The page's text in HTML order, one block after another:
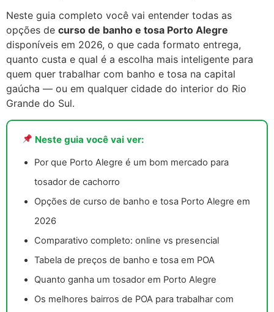
Neste guia completo você vai entender todas as
opções de curso de banho e tosa Porto Alegre
disponíveis em 2026, o que cada formato entrega,
quanto custa e qual é a escolha mais inteligente para
quem quer trabalhar com banho e tosa na capital
gaúcha — ou em qualquer cidade do interior do Rio
Grande do Sul.
Neste guia você vai ver:
Por que Porto Alegre é um bom mercado para
tosador de cachorro
Opções de curso de banho e tosa Porto Alegre em
2026
Comparativo completo: online vs presencial
Tabela de preços de banho e tosa em POA
Quanto ganha um tosador em Porto Alegre
Os melhores bairros de POA para trabalhar com